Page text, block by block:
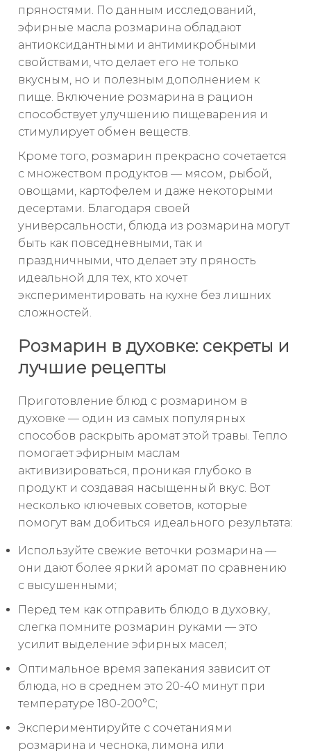
пряностями. По данным исследований,
эфирные масла розмарина обладают
антиоксидантными и антимикробными
свойствами, что делает его не только
вкусным, но и полезным дополнением к
пище. Включение розмарина в рацион
способствует улучшению пищеварения и
стимулирует обмен веществ.
Кроме того, розмарин прекрасно сочетается
с множеством продуктов — мясом, рыбой,
овощами, картофелем и даже некоторыми
десертами. Благодаря своей
универсальности, блюда из розмарина могут
быть как повседневными, так и
праздничными, что делает эту пряность
идеальной для тех, кто хочет
экспериментировать на кухне без лишних
сложностей.
Розмарин в духовке: секреты и
лучшие рецепты
Приготовление блюд с розмарином в
духовке — один из самых популярных
способов раскрыть аромат этой травы. Тепло
помогает эфирным маслам
активизироваться, проникая глубоко в
продукт и создавая насыщенный вкус. Вот
несколько ключевых советов, которые
помогут вам добиться идеального результата:
Используйте свежие веточки розмарина —
они дают более яркий аромат по сравнению
с высушенными;
Перед тем как отправить блюдо в духовку,
слегка помните розмарин руками — это
усилит выделение эфирных масел;
Оптимальное время запекания зависит от
блюда, но в среднем это 20-40 минут при
температуре 180-200°C;
Экспериментируйте с сочетаниями
розмарина и чеснока, лимона или